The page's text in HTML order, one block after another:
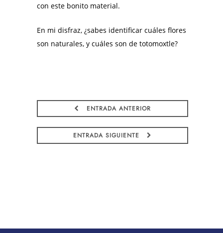
con este bonito material.
En mi disfraz, ¿sabes identificar cuáles flores
son naturales, y cuáles son de totomoxtle?
ENTRADA ANTERIOR
ENTRADA SIGUIENTE